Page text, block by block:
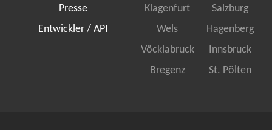
Presse
Entwickler / API
Klagenfurt
Salzburg
Wels
Hagenberg
Vöcklabruck
Innsbruck
Bregenz
St. Pölten